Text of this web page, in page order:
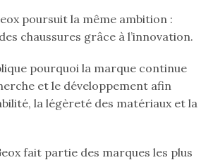
poursuit la même ambition :
chaussures grâce à l’innovation.
pourquoi la marque continue
et le développement afin
la légèreté des matériaux et la
fait partie des marques les plus